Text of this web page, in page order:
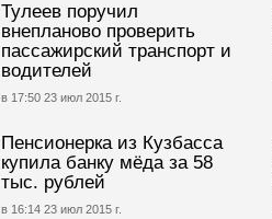
Тулеев поручил
внепланово проверить
пассажирский транспорт и
водителей
в 17:50 23 июл 2015 г.
Пенсионерка из Кузбасса
купила банку мёда за 58
тыс. рублей
в 16:14 23 июл 2015 г.